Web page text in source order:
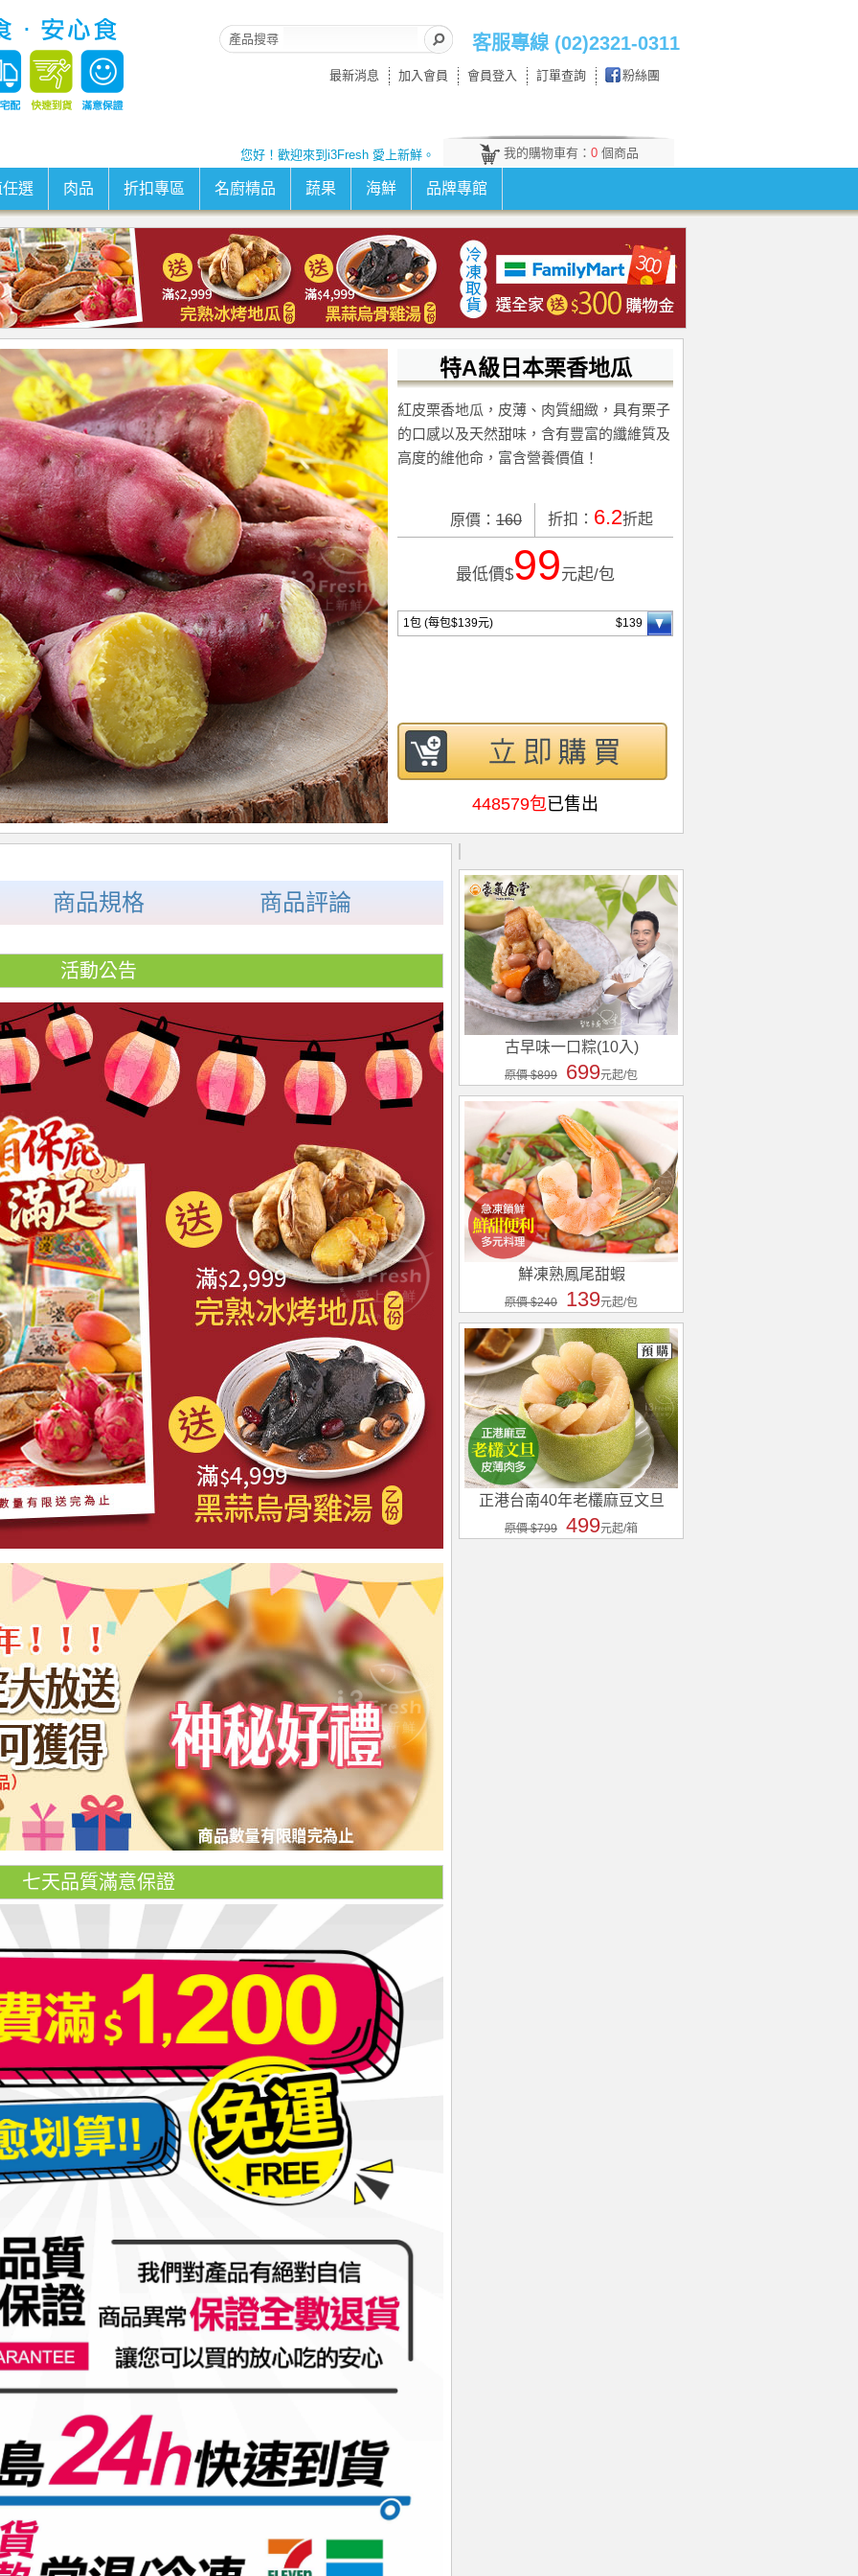
客服專線 (02)2321-0311
產品搜尋
最新消息 加入會員 會員登入 訂單查詢 粉絲團
您好！歡迎來到i3Fresh 愛上新鮮。 我的購物車有： 0 個商品
選 肉品 折扣專區 名廚精品 蔬果 海鮮 品牌專館
特A級日本栗香地瓜
紅皮栗香地瓜，皮薄、肉質細緻，具有栗子
的口感以及天然甜味，含有豐富的纖維質及
高度的維他命，富含營養價值！
原價： 160 折扣： 6.2折起
最低價$99元起/包
1包 (每包$139元) $139
448579包已售出
商品規格 商品評論
活動公告
七天品質滿意保證
古早味一口粽(10入)
原價 $899 699元起/包
鮮凍熟鳳尾甜蝦
原價 $240 139元起/包
正港台南40年老欉麻豆文旦
原價 $799 499元起/箱